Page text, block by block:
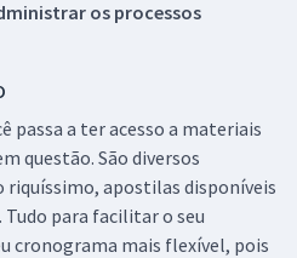
os processos
passa a ter acesso a materiais
questão. São diversos
apostilas disponíveis
Tudo para facilitar o seu
cronograma mais flexível, pois